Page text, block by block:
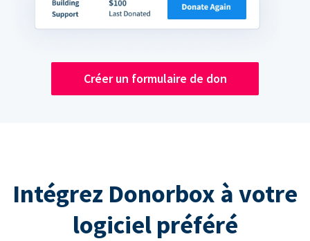
Créer un formulaire de don
Intégrez Donorbox à votre
logiciel préféré